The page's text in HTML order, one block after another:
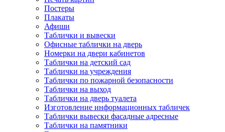
Постеры
Плакаты
Афиши
Таблички и вывески
Офисные таблички на дверь
Номерки на двери кабинетов
Таблички на детский сад
Таблички на учреждения
Таблички по пожарной безопасности
Таблички на выход
Таблички на дверь туалета
Изготовление информационных табличек
Таблички вывески фасадные адресные
Таблички на памятники